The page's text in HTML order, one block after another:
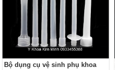
Bộ dụng cụ vệ sinh phụ khoa